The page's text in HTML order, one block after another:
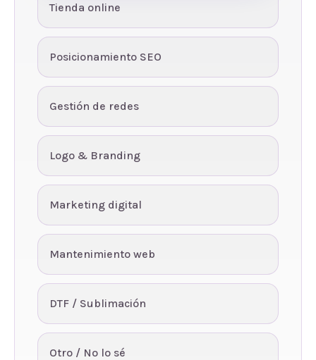
Tienda online
Posicionamiento SEO
Gestión de redes
Logo & Branding
Marketing digital
Mantenimiento web
DTF / Sublimación
Otro / No lo sé